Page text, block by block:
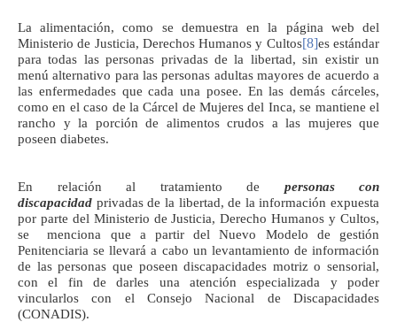
La alimentación, como se demuestra en la página web del
Ministerio de Justicia, Derechos Humanos y Cultos[8]es estándar
para todas las personas privadas de la libertad, sin existir un
menú alternativo para las personas adultas mayores de acuerdo a
las enfermedades que cada una posee. En las demás cárceles,
como en el caso de la Cárcel de Mujeres del Inca, se mantiene el
rancho y la porción de alimentos crudos a las mujeres que
poseen diabetes.
En relación al tratamiento de personas con
discapacidad privadas de la libertad, de la información expuesta
por parte del Ministerio de Justicia, Derecho Humanos y Cultos,
se menciona que a partir del Nuevo Modelo de gestión
Penitenciaria se llevará a cabo un levantamiento de información
de las personas que poseen discapacidades motriz o sensorial,
con el fin de darles una atención especializada y poder
vincularlos con el Consejo Nacional de Discapacidades
(CONADIS).